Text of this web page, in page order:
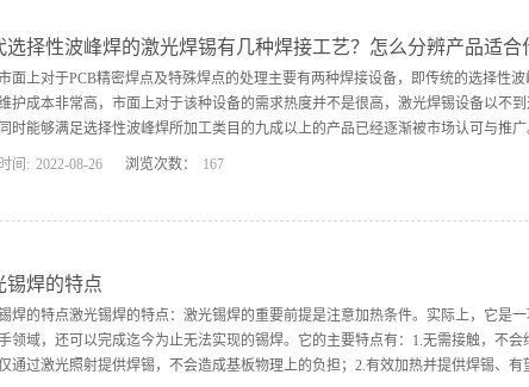
原理大致相同需要把锡丝抵近焊接基材然后加热完成，不同的是加热方式不同，
焊接的是属于非接触式焊接。相对于烙铁焊接效率会比较高，且在焊接质量上也
主要是通过回流焊与波峰焊，其主要针对的是大规模的焊点，我们在此不再详叙。
选择性波峰焊的激光焊锡有几种焊接工艺？怎么分辨产品适合
面上对于PCB精密焊点及特殊焊点的处理主要有两种焊接设备，即传统的选择性
护成本非常高，市面上对于该种设备的需求热度并不是很高，激光焊锡设备以不
时能够满足选择性波峰焊所加工类目的九成以上的产品已经逐渐被市场认可与推
便宜，工艺难度相对较高。2，激光锡膏焊： 激光锡膏的原理是通过气动针筒
盘上。激光锡膏焊接效率最慢，焊接工艺调试较为简单，但有助焊剂、锡珠残留
耳机、震动马达、倒车雷达等。3，激光锡球焊：激光喷锡焊是指将锡球颗粒通
间: 2022-08-26 浏览次数： 167
锡焊的特点
焊的特点激光锡焊的特点：激光锡焊的重要前提是注意加热条件。实际上，它是
领域，还可以完成迄今为止无法实现的锡焊。它的主要特点有：1.无需接触，不
通过激光照射提供焊锡，不会造成基板物理上的负担；2.有效加热并提供焊锡、有